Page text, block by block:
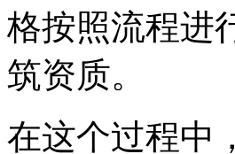
格按照流程进
筑资质。
在这个过程中